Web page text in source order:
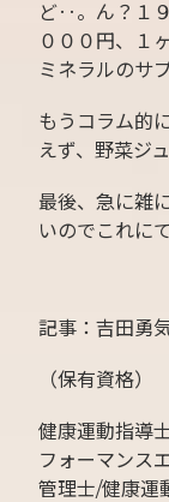
ど‥。ん？１
０００円、１
ミネラルのサ
もうコラム的
えず、野菜ジ
最後、急に雑
いのでこれに
記事：吉田勇
（保有資格）
健康運動指導
フォーマンス
管理士/健康運